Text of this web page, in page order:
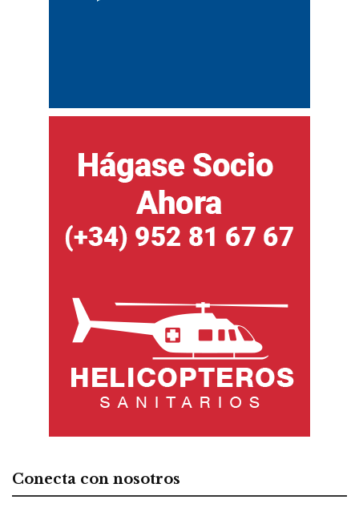
Conecta con nosotros